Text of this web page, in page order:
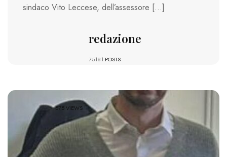
sindaco Vito Leccese, dell’assessore […]
redazione
75181 POSTS
575 VIEWS